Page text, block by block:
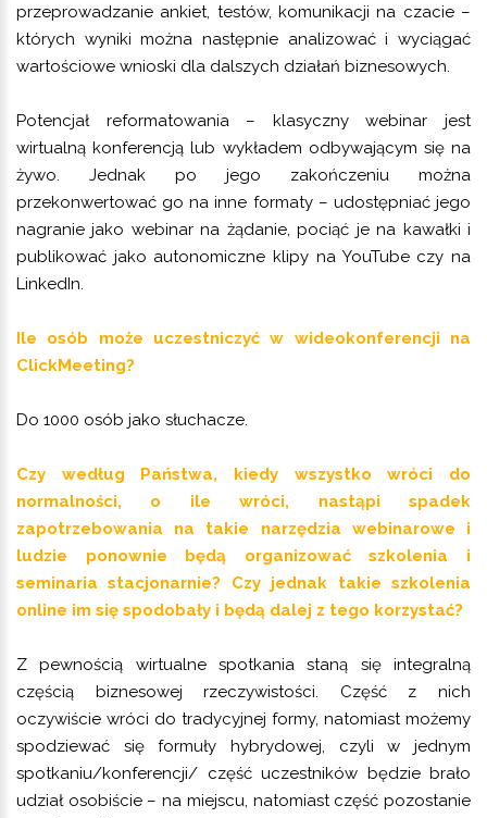
przeprowadzanie ankiet, testów, komunikacji na czacie –
których wyniki można następnie analizować i wyciągać
wartościowe wnioski dla dalszych działań biznesowych.
Potencjał reformatowania – klasyczny webinar jest
wirtualną konferencją lub wykładem odbywającym się na
żywo. Jednak po jego zakończeniu można
przekonwertować go na inne formaty – udostępniać jego
nagranie jako webinar na żądanie, pociąć je na kawałki i
publikować jako autonomiczne klipy na YouTube czy na
LinkedIn.
Ile osób może uczestniczyć w wideokonferencji na
ClickMeeting?
Do 1000 osób jako słuchacze.
Czy według Państwa, kiedy wszystko wróci do
normalności, o ile wróci, nastąpi spadek
zapotrzebowania na takie narzędzia webinarowe i
ludzie ponownie będą organizować szkolenia i
seminaria stacjonarnie? Czy jednak takie szkolenia
online im się spodobały i będą dalej z tego korzystać?
Z pewnością wirtualne spotkania staną się integralną
częścią biznesowej rzeczywistości. Część z nich
oczywiście wróci do tradycyjnej formy, natomiast możemy
spodziewać się formuły hybrydowej, czyli w jednym
spotkaniu/konferencji/ część uczestników będzie brało
udział osobiście – na miejscu, natomiast część pozostanie